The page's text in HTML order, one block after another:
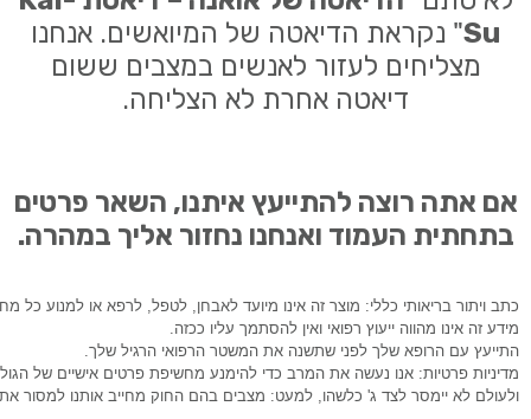
Su" נקראת הדיאטה של המיואשים. אנחנו
מצליחים לעזור לאנשים במצבים ששום
דיאטה אחרת לא הצליחה.
אם אתה רוצה להתייעץ איתנו, השאר פרטים
בתחתית העמוד ואנחנו נחזור אליך במהרה.
כתב ויתור בריאותי כללי: מוצר זה אינו מיועד לאבחן, לטפל, לרפא או למנוע כל
מידע זה אינו מהווה ייעוץ רפואי ואין להסתמך עליו ככזה.
ולעולם לא יימסר לצד ג' כלשהו, למעט: מצבים בהם החוק מחייב אותנו למסור